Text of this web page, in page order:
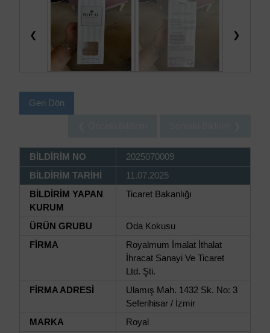
❮ ❯
Geri Dön
BİLDİRİM NO
2025070009
BİLDİRİM TARİHİ
11.07.2025
BİLDİRİM YAPAN
KURUM
Ticaret Bakanlığı
ÜRÜN GRUBU
Oda Kokusu
FİRMA
Royalmum İmalat İthalat
İhracat Sanayi Ve Ticaret
Ltd. Şti.
FİRMA ADRESİ
Ulamış Mah. 1432 Sk. No: 3
Seferihisar / İzmir
MARKA
Royal